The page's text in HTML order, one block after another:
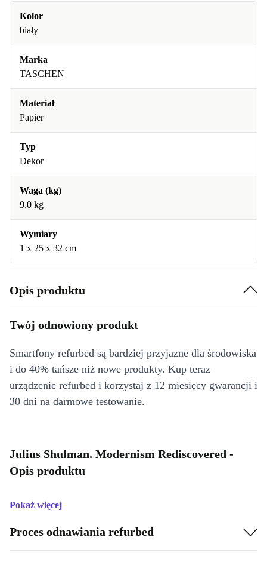
Kolor
biały
Marka
TASCHEN
Materiał
Papier
Typ
Dekor
Waga (kg)
9.0 kg
Wymiary
1 x 25 x 32 cm
Opis produktu
Twój odnowiony produkt
Smartfony refurbed są bardziej przyjazne dla środowiska
i do 40% tańsze niż nowe produkty. Kup teraz
urządzenie refurbed i korzystaj z 12 miesięcy gwarancji i
30 dni na darmowe testowanie.
Julius Shulman. Modernism Rediscovered -
Opis produktu
Pokaż więcej
Proces odnawiania refurbed